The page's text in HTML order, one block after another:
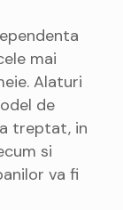
mai
Alaturi
de
treptat, in
si
va fi